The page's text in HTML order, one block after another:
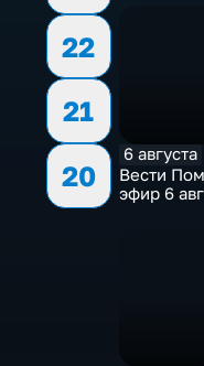
22
21
20
6 августа
Вести
эфир 6